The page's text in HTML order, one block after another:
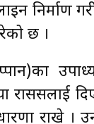
निर्माण
छ ।
राससलाई
राखे